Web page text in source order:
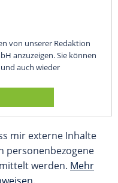
von unserer Redaktion
anzuzeigen. Sie können
auch wieder
mir externe Inhalte
personenbezogene
werden. Mehr